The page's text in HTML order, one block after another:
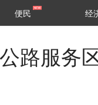
便民 经
路服务